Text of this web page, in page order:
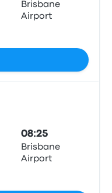
Brisbane
Airport
08:25
Brisbane
Airport